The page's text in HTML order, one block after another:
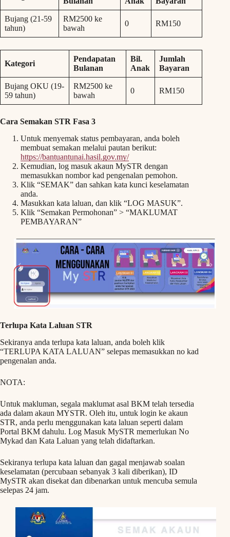
Bujang (21-59
tahun)
RM2500 ke
bawah
0 RM150
Kategori
Pendapatan
Bulanan
Bil.
Anak
Jumlah
Bayaran
Bujang OKU (19-
59 tahun)
RM2500 ke
bawah
0 RM150
Cara Semakan STR Fasa 3
Untuk menyemak status pembayaran, anda boleh
membuat semakan melalui pautan berikut:
https://bantuantunai.hasil.gov.my/
Kemudian, log masuk akaun MySTR dengan
memasukkan nombor kad pengenalan pemohon.
Klik “SEMAK” dan sahkan kata kunci keselamatan
anda.
Masukkan kata laluan, dan klik “LOG MASUK”.
Klik “Semakan Permohonan” > “MAKLUMAT
PEMBAYARAN”
Terlupa Kata Laluan STR
Sekiranya anda terlupa kata laluan, anda boleh klik
“TERLUPA KATA LALUAN” selepas memasukkan no kad
pengenalan anda.
NOTA:
Untuk makluman, segala maklumat asal BKM telah tersedia
ada dalam akaun MYSTR. Oleh itu, untuk login ke akaun
STR, anda perlu menggunakan kata laluan seperti dalam
Portal BKM dahulu. Log Masuk MySTR memerlukan No
Mykad dan Kata Laluan yang telah didaftarkan.
Sekiranya terlupa kata laluan dan gagal menjawab soalan
keselamatan (percubaan sebanyak 3 kali diberikan), ID
MySTR akan disekat dan dibenarkan untuk mencuba semula
selepas 24 jam.